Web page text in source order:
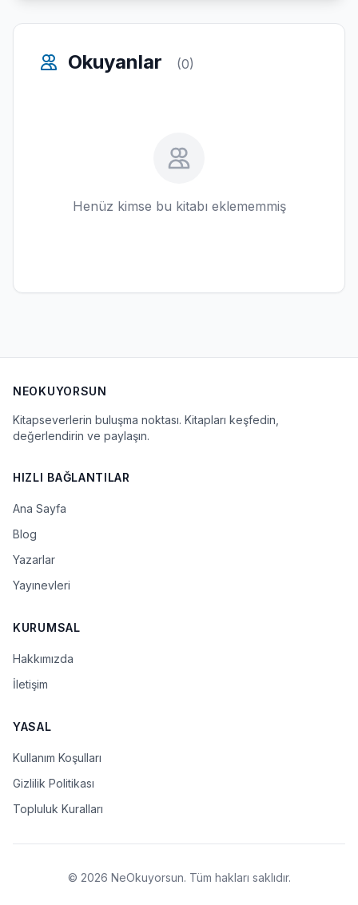
Okuyanlar (0)
Henüz kimse bu kitabı eklememmiş
NEOKUYORSUN
Kitapseverlerin buluşma noktası. Kitapları keşfedin,
değerlendirin ve paylaşın.
HIZLI BAĞLANTILAR
Ana Sayfa
Blog
Yazarlar
Yayınevleri
KURUMSAL
Hakkımızda
İletişim
YASAL
Kullanım Koşulları
Gizlilik Politikası
Topluluk Kuralları
© 2026 NeOkuyorsun. Tüm hakları saklıdır.